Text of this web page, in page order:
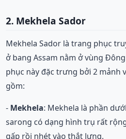
2. Mekhela Sador
Mekhela Sador là trang phục
ở bang Assam nằm ở vùng
phục này đặc trưng bởi 2 mảnh
gồm:
- Mekhela: Mekhela là phần
sarong có dạng hình trụ rất
gấp rồi nhét vào thắt lưng.